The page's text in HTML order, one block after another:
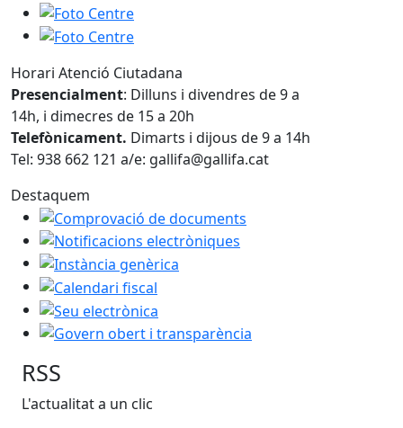
Foto Centre
Foto Centre
Horari Atenció Ciutadana
Presencialment: Dilluns i divendres de 9 a
14h, i dimecres de 15 a 20h
Telefònicament. Dimarts i dijous de 9 a 14h
Tel: 938 662 121 a/e: gallifa@gallifa.cat
Destaquem
Comprovació de documents
Notificacions electròniques
Instància genèrica
Calendari fiscal
Seu electrònica
Govern obert i transparència
RSS
L'actualitat a un clic